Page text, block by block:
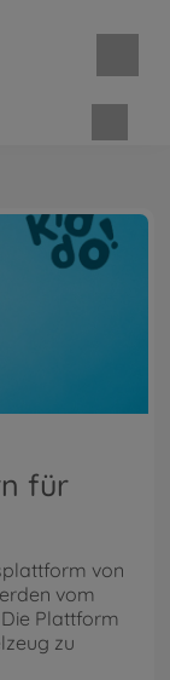
für
von
vom
Plattform
zu